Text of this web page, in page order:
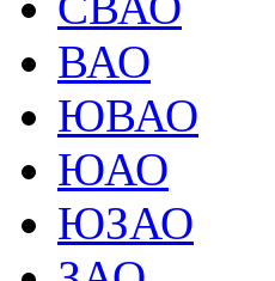
ВАО
ЮВАО
ЮАО
ЮЗАО